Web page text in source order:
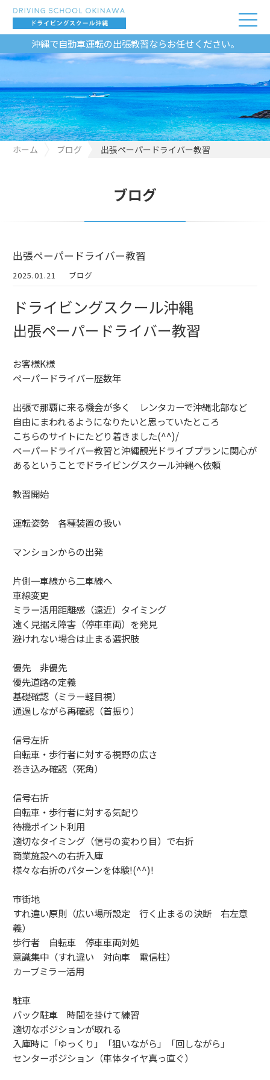
沖縄で自動車運転の出張教習ならお任せください。
ホーム ブログ 出張ペーパードライバー教習
ブログ
出張ペーパードライバー教習
2025.01.21 ブログ
ドライビングスクール沖縄
出張ペーパードライバー教習
お客様K様
ペーパードライバー歴数年
出張で那覇に来る機会が多く レンタカーで沖縄北部など
自由にまわれるようになりたいと思っていたところ
こちらのサイトにたどり着きました(^^)/
ペーパードライバー教習と沖縄観光ドライブプランに関心が
あるということでドライビングスクール沖縄へ依頼
教習開始
運転姿勢 各種装置の扱い
マンションからの出発
片側一車線から二車線へ
車線変更
ミラー活用距離感（遠近）タイミング
遠く見据え障害（停車車両）を発見
避けれない場合は止まる選択肢
優先 非優先
優先道路の定義
基礎確認（ミラー軽目視）
通過しながら再確認（首振り）
信号左折
自転車・歩行者に対する視野の広さ
巻き込み確認（死角）
信号右折
自転車・歩行者に対する気配り
待機ポイント利用
適切なタイミング（信号の変わり目）で右折
商業施設への右折入庫
様々な右折のパターンを体験!(^^)!
市街地
すれ違い原則（広い場所設定 行く止まるの決断 右左意
義）
歩行者 自転車 停車車両対処
意識集中（すれ違い 対向車 電信柱）
カーブミラー活用
駐車
バック駐車 時間を掛けて練習
適切なポジションが取れる
入庫時に「ゆっくり」「狙いながら」「回しながら」
センターポジション（車体タイヤ真っ直ぐ）